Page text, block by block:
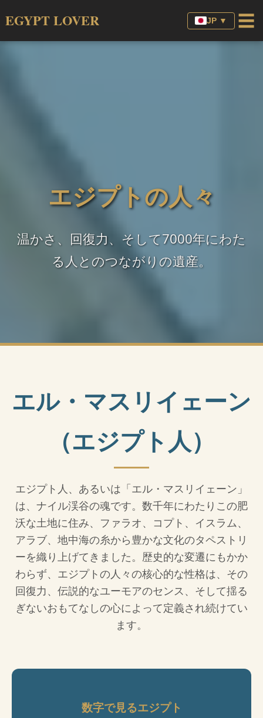
EGYPT LOVER JP ▼ ☰
エジプトの人々
温かさ、回復力、そして7000年にわた
る人とのつながりの遺産。
エル・マスリイェーン
（エジプト人）
エジプト人、あるいは「エル・マスリイェーン」
は、ナイル渓谷の魂です。数千年にわたりこの肥
沃な土地に住み、ファラオ、コプト、イスラム、
アラブ、地中海の糸から豊かな文化のタペストリ
ーを織り上げてきました。歴史的な変遷にもかか
わらず、エジプトの人々の核心的な性格は、その
回復力、伝説的なユーモアのセンス、そして揺る
ぎないおもてなしの心によって定義され続けてい
ます。
数字で見るエジプト